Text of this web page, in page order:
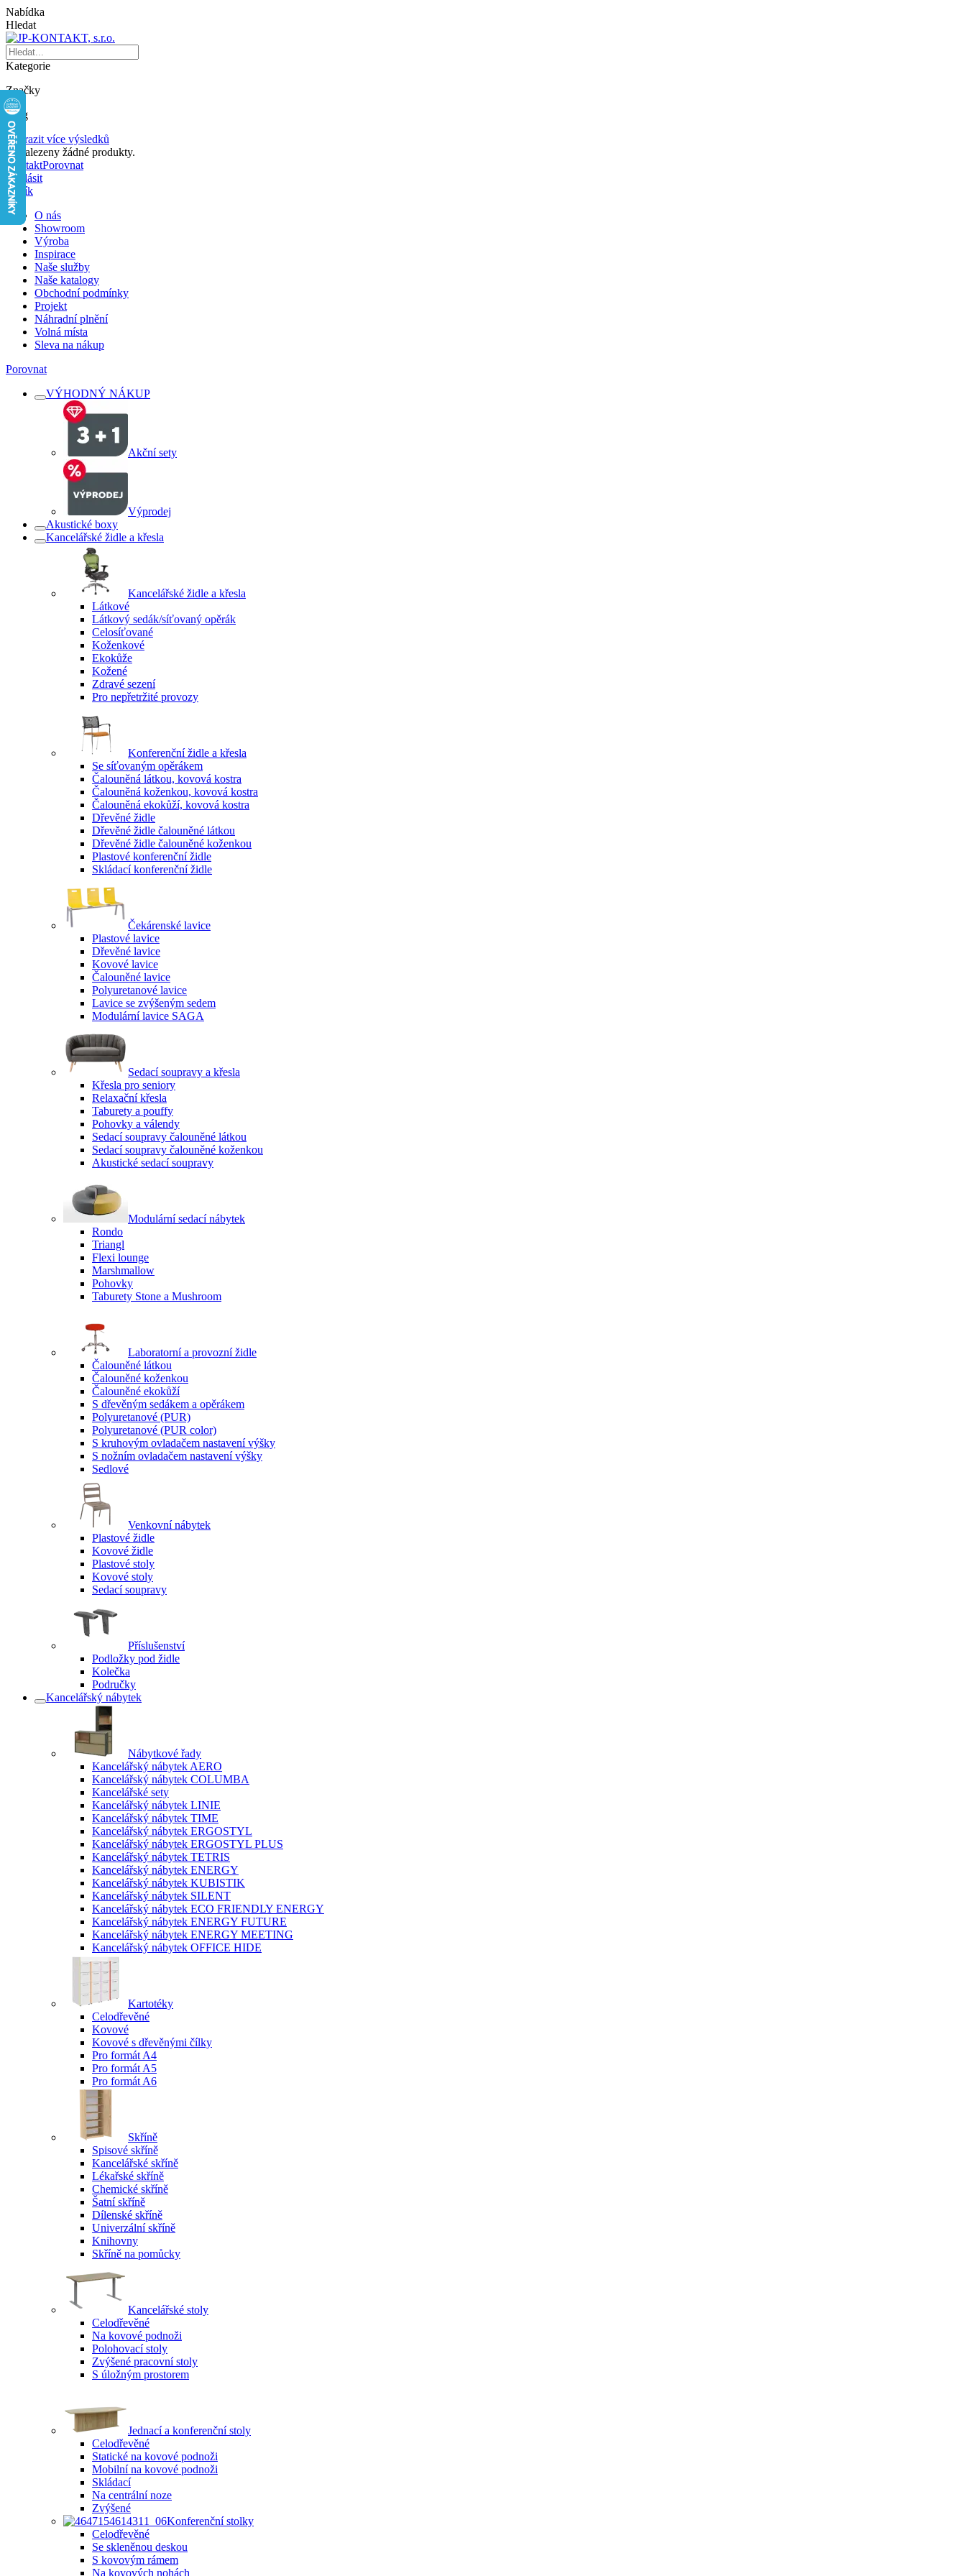
Nabídka
Hledat
Kategorie
Značky
Blog
Zobrazit více výsledků
Nenalezeny žádné produkty.
KontaktPorovnat
Přihlásit
Košík
O nás
Showroom
Výroba
Inspirace
Naše služby
Naše katalogy
Obchodní podmínky
Projekt
Náhradní plnění
Volná místa
Sleva na nákup
Porovnat
VÝHODNÝ NÁKUP
Akční sety
Výprodej
Akustické boxy
Kancelářské židle a křesla
Kancelářské židle a křesla
Látkové
Látkový sedák/síťovaný opěrák
Celosíťované
Koženkové
Ekokůže
Kožené
Zdravé sezení
Pro nepřetržité provozy
Konferenční židle a křesla
Se síťovaným opěrákem
Čalouněná látkou, kovová kostra
Čalouněná koženkou, kovová kostra
Čalouněná ekokůží, kovová kostra
Dřevěné židle
Dřevěné židle čalouněné látkou
Dřevěné židle čalouněné koženkou
Plastové konferenční židle
Skládací konferenční židle
Čekárenské lavice
Plastové lavice
Dřevěné lavice
Kovové lavice
Čalouněné lavice
Polyuretanové lavice
Lavice se zvýšeným sedem
Modulární lavice SAGA
Sedací soupravy a křesla
Křesla pro seniory
Relaxační křesla
Taburety a pouffy
Pohovky a válendy
Sedací soupravy čalouněné látkou
Sedací soupravy čalouněné koženkou
Akustické sedací soupravy
Modulární sedací nábytek
Rondo
Triangl
Flexi lounge
Marshmallow
Pohovky
Taburety Stone a Mushroom
Laboratorní a provozní židle
Čalouněné látkou
Čalouněné koženkou
Čalouněné ekokůží
S dřevěným sedákem a opěrákem
Polyuretanové (PUR)
Polyuretanové (PUR color)
S kruhovým ovladačem nastavení výšky
S nožním ovladačem nastavení výšky
Sedlové
Venkovní nábytek
Plastové židle
Kovové židle
Plastové stoly
Kovové stoly
Sedací soupravy
Příslušenství
Podložky pod židle
Kolečka
Područky
Kancelářský nábytek
Nábytkové řady
Kancelářský nábytek AERO
Kancelářský nábytek COLUMBA
Kancelářské sety
Kancelářský nábytek LINIE
Kancelářský nábytek TIME
Kancelářský nábytek ERGOSTYL
Kancelářský nábytek ERGOSTYL PLUS
Kancelářský nábytek TETRIS
Kancelářský nábytek ENERGY
Kancelářský nábytek KUBISTIK
Kancelářský nábytek SILENT
Kancelářský nábytek ECO FRIENDLY ENERGY
Kancelářský nábytek ENERGY FUTURE
Kancelářský nábytek ENERGY MEETING
Kancelářský nábytek OFFICE HIDE
Kartotéky
Celodřevěné
Kovové
Kovové s dřevěnými čílky
Pro formát A4
Pro formát A5
Pro formát A6
Skříně
Spisové skříně
Kancelářské skříně
Lékařské skříně
Chemické skříně
Šatní skříně
Dílenské skříně
Univerzální skříně
Knihovny
Skříně na pomůcky
Kancelářské stoly
Celodřevěné
Na kovové podnoži
Polohovací stoly
Zvýšené pracovní stoly
S úložným prostorem
Jednací a konferenční stoly
Celodřevěné
Statické na kovové podnoži
Mobilní na kovové podnoži
Skládací
Na centrální noze
Zvýšené
Konferenční stolky
Celodřevěné
Se skleněnou deskou
S kovovým rámem
Na kovových nohách